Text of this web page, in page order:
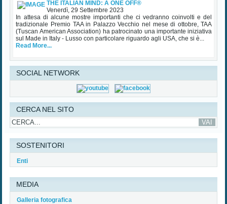
tradizionale Premio TAA in Palazzo Vecchio nel mese di ottobre, TAA
(Tuscan American Association) ha patrocinato una importante iniziativa
sul Made in Italy - Lusso con particolare riguardo agli USA, che si è...
Read More...
SOCIAL NETWORK
CERCA NEL SITO
SOSTENITORI
Enti
MEDIA
Galleria fotografica